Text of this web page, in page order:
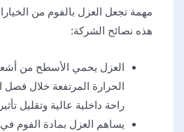
مهمة تجعل العزل بالفوم من
هذه نصائح الشركة:
العزل يحمي الأسطح من
الحرارة المرتفعة خلال
راحة داخلية عالية وتقليل
يساهم العزل بمادة الفوم